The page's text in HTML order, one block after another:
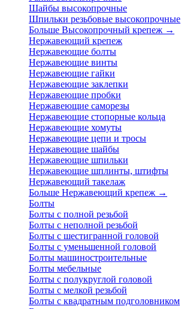
Шайбы высокопрочные
Шпильки резьбовые высокопрочные
Больше Высокопрочный крепеж →
Нержавеющий крепеж
Нержавеющие болты
Нержавеющие винты
Нержавеющие гайки
Нержавеющие заклепки
Нержавеющие пробки
Нержавеющие саморезы
Нержавеющие стопорные кольца
Нержавеющие хомуты
Нержавеющие цепи и тросы
Нержавеющие шайбы
Нержавеющие шпильки
Нержавеющие шплинты, штифты
Нержавеющий такелаж
Больше Нержавеющий крепеж →
Болты
Болты с полной резьбой
Болты с неполной резьбой
Болты с шестигранной головой
Болты с уменьшенной головой
Болты машиностроительные
Болты мебельные
Болты с полукруглой головой
Болты с мелкой резьбой
Болты с квадратным подголовником